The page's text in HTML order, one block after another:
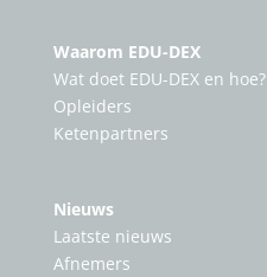
Waarom EDU-DEX
Wat doet EDU-DEX en hoe?
Opleiders
Ketenpartners
Nieuws
Laatste nieuws
Afnemers